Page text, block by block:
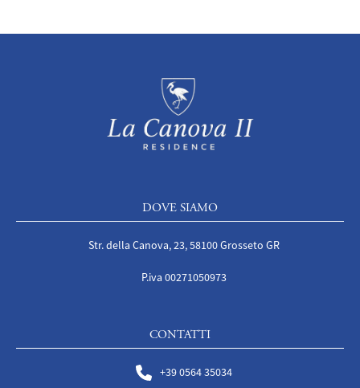
DOVE SIAMO
Str. della Canova, 23, 58100 Grosseto GR
P.iva 00271050973
CONTATTI
+39 0564 35034